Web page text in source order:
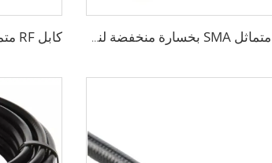
RG8X 50ohm كابل متماثل SMA بخسارة منخفضة لنظام الهوائي البحري